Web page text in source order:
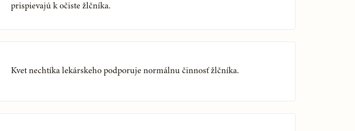
prispievajú k očiste žlčníka.
Kvet nechtíka lekárskeho podporuje normálnu činnosť žlčníka.